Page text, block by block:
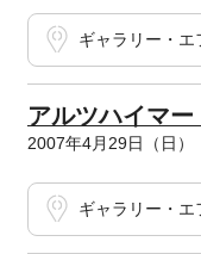
ギャラリー・エ
アルツハイマー
2007年4月29日（日）
ギャラリー・エ